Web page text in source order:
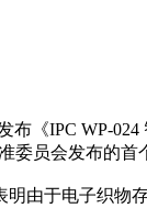
《IPC WP-
委员会发布的首
明由于电子织物